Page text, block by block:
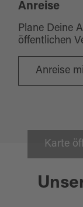
Anreise
Plane Deine
öffentlichen
Anreise
Karte
Pfreimd
KATH.